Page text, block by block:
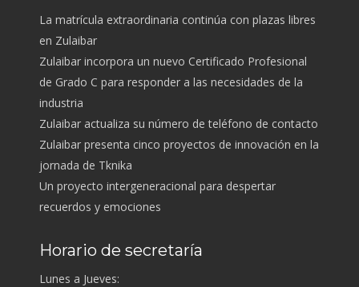
La matrícula extraordinaria continúa con plazas libres
en Zulaibar
Zulaibar incorpora un nuevo Certificado Profesional
de Grado C para responder a las necesidades de la
industria
Zulaibar actualiza su número de teléfono de contacto
Zulaibar presenta cinco proyectos de innovación en la
jornada de Tknika
Un proyecto intergeneracional para despertar
recuerdos y emociones
Horario de secretaría
Lunes a Jueves: